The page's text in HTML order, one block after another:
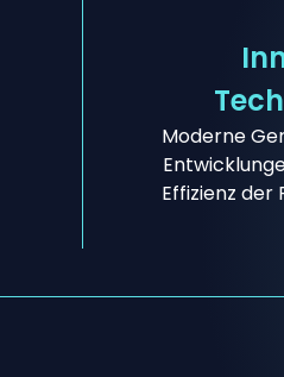
Moderne
Effizienz der